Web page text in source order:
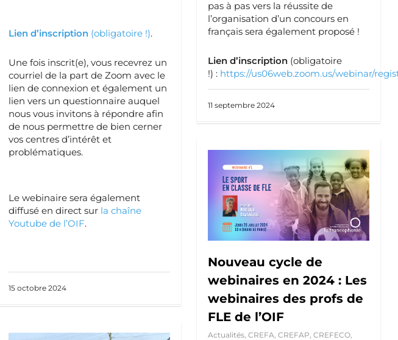
Lien d’inscription(obligatoire !).
Une fois inscrit(e), vous recevrez un
courriel de la part de Zoom avec le
lien de connexion et également un
lien vers un questionnaire auquel
nous vous invitons à répondre afin
de nous permettre de bien cerner
vos centres d’intérêt et
problématiques.
Le webinaire sera également
diffusé en direct sur la chaîne
Youtube de l’OIF.
15 octobre 2024
pas à pas vers la réussite de
l’organisation d’un concours en
français sera également proposé !
Lien d’inscription(obligatoire
!) : https://us06web.zoom.us/webinar/
11 septembre 2024
Nouveau cycle de
webinaires en 2024 : Les
webinaires des profs de
FLE de l’OIF
Actualités, CREFA CREFAP CREFECO,